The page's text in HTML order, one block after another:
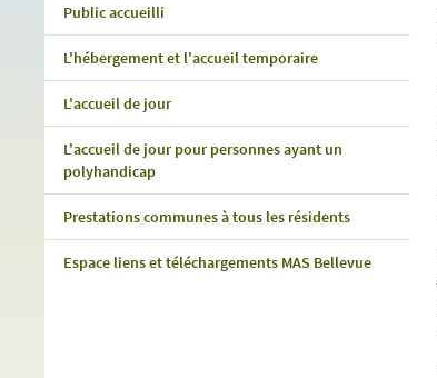
Public accueilli
L'hébergement et l'accueil temporaire
L'accueil de jour
L'accueil de jour pour personnes ayant un
polyhandicap
Prestations communes à tous les résidents
Espace liens et téléchargements MAS Bellevue